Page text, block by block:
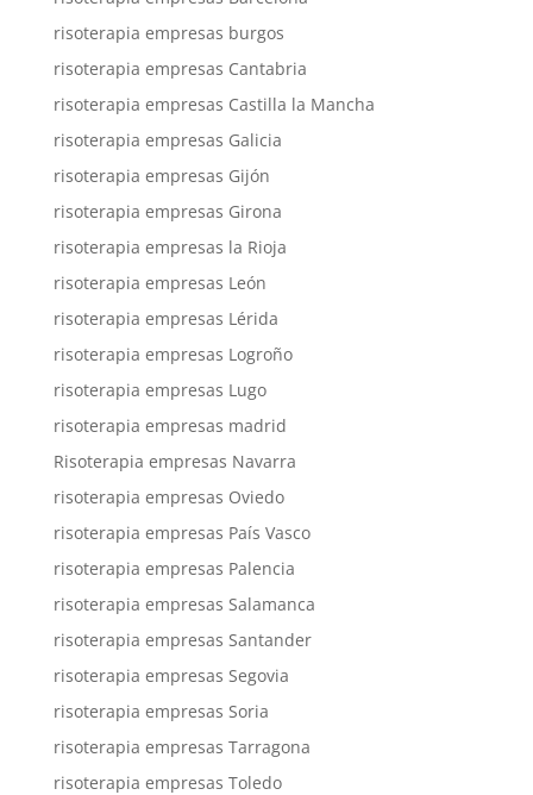
risoterapia empresas burgos
risoterapia empresas Cantabria
risoterapia empresas Castilla la Mancha
risoterapia empresas Galicia
risoterapia empresas Gijón
risoterapia empresas Girona
risoterapia empresas la Rioja
risoterapia empresas León
risoterapia empresas Lérida
risoterapia empresas Logroño
risoterapia empresas Lugo
risoterapia empresas madrid
Risoterapia empresas Navarra
risoterapia empresas Oviedo
risoterapia empresas País Vasco
risoterapia empresas Palencia
risoterapia empresas Salamanca
risoterapia empresas Santander
risoterapia empresas Segovia
risoterapia empresas Soria
risoterapia empresas Tarragona
risoterapia empresas Toledo